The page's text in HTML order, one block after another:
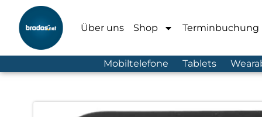
Über uns Shop Terminbuchung
Mobiltelefone Tablets